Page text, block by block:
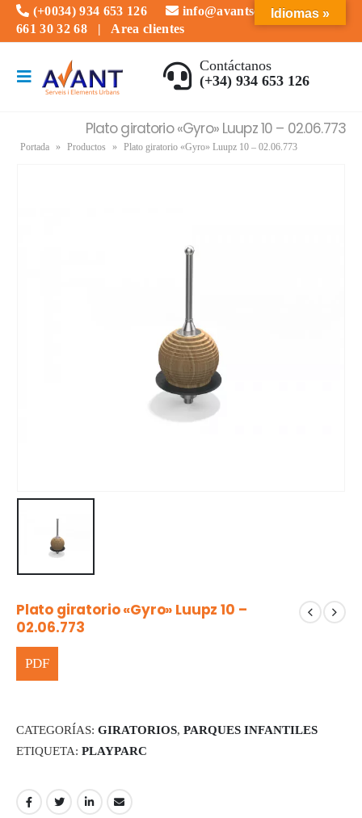
(+0034) 934 653 126
info@avantserveis.com
661 30 32 68 | Area clientes
Contáctanos
(+34) 934 653 126
Plato giratorio «Gyro» Luupz 10 – 02.06.773
Portada » Productos » Plato giratorio «Gyro» Luupz 10 – 02.06.773
Plato giratorio «Gyro» Luupz 10 –
02.06.773
CATEGORÍAS: GIRATORIOS, PARQUES INFANTILES
ETIQUETA: PLAYPARC
Idiomas »